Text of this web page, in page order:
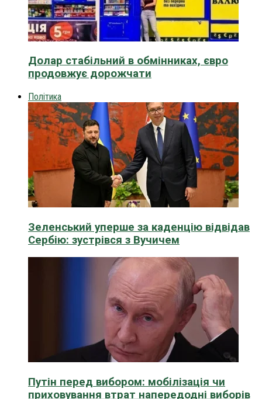
Долар стабільний в обмінниках, євро
продовжує дорожчати
Політика
Зеленський уперше за каденцію відвідав
Сербію: зустрівся з Вучичем
Путін перед вибором: мобілізація чи
приховування втрат напередодні виборів